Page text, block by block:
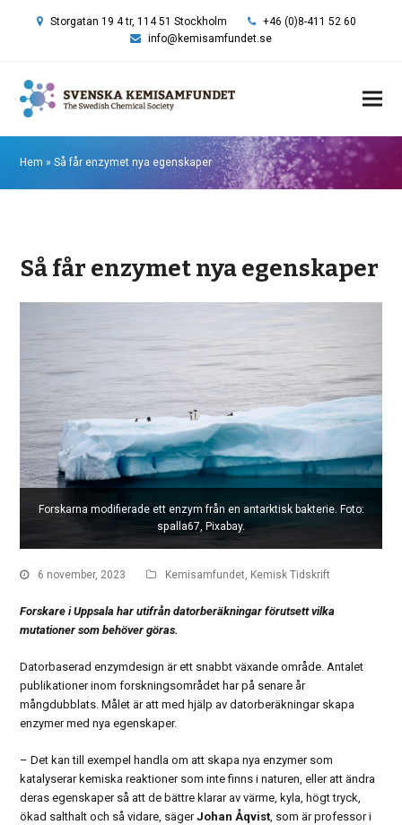
Storgatan 19 4 tr, 114 51 Stockholm
+46 (0)8-411 52 60
info@kemisamfundet.se
Hem »Så får enzymet nya egenskaper
Så får enzymet nya egenskaper
Forskarna modifierade ett enzym från en antarktisk bakterie. Foto:
spalla67, Pixabay.
6 november, 2023 Kemisamfundet, Kemisk Tidskrift
Forskare i Uppsala har utifrån datorberäkningar förutsett vilka
mutationer som behöver göras.
Datorbaserad enzymdesign är ett snabbt växande område. Antalet
publikationer inom forskningsområdet har på senare år
mångdubblats. Målet är att med hjälp av datorberäkningar skapa
enzymer med nya egenskaper.
– Det kan till exempel handla om att skapa nya enzymer som
katalyserar kemiska reaktioner som inte finns i naturen, eller att ändra
deras egenskaper så att de bättre klarar av värme, kyla, högt tryck,
ökad salthalt och så vidare, sägerJohan Åqvist, som är professor i